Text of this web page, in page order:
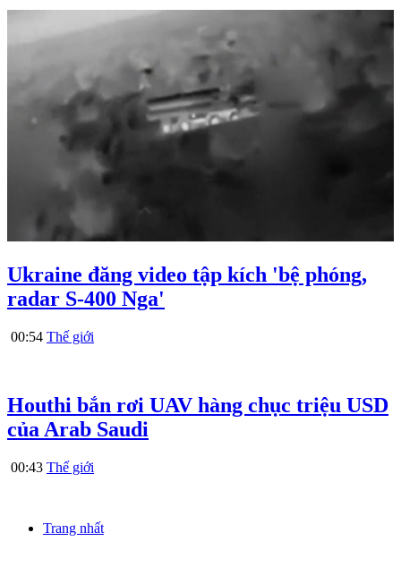
Ukraine đăng video tập kích 'bệ phóng,
radar S-400 Nga'
00:54 Thế giới
Houthi bắn rơi UAV hàng chục triệu USD
của Arab Saudi
00:43 Thế giới
Trang nhất